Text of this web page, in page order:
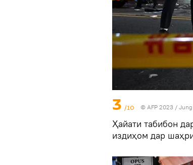
3 /10 © AFP 2023 /
Ҳайати табибон
издиҳом дар